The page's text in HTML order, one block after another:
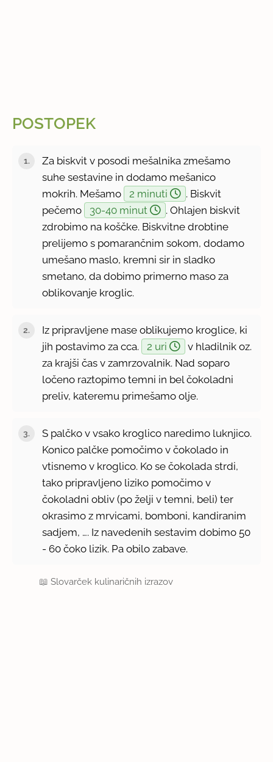
POSTOPEK
Za biskvit v posodi mešalnika zmešamo
suhe sestavine in dodamo mešanico
mokrih. Mešamo
2 minuti
. Biskvit
pečemo
30-40 minut
. Ohlajen biskvit
zdrobimo na koščke. Biskvitne drobtine
prelijemo s pomarančnim sokom, dodamo
umešano maslo, kremni sir in sladko
smetano, da dobimo primerno maso za
oblikovanje kroglic.
Iz pripravljene mase oblikujemo kroglice, ki
jih postavimo za cca.
2 uri
v hladilnik oz.
za krajši čas v zamrzovalnik. Nad soparo
ločeno raztopimo temni in bel čokoladni
preliv, kateremu primešamo olje.
S palčko v vsako kroglico naredimo luknjico.
Konico palčke pomočimo v čokolado in
vtisnemo v kroglico. Ko se čokolada strdi,
tako pripravljeno liziko pomočimo v
čokoladni obliv (po želji v temni, beli) ter
okrasimo z mrvicami, bomboni, kandiranim
sadjem, …. Iz navedenih sestavim dobimo 50
- 60 čoko lizik. Pa obilo zabave.
📖Slovarček kulinaričnih izrazov